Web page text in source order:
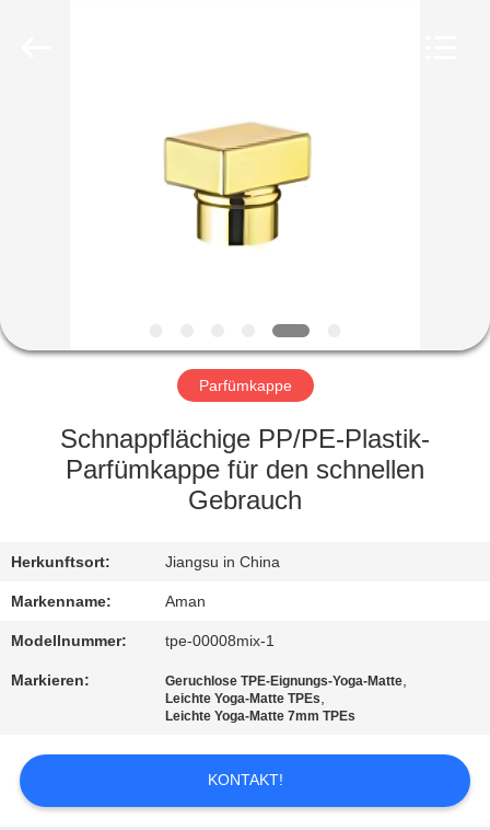
PRODUKTE
VR-
SHOW
ÜBER
QUALITÄTSKONTROLLE
KONTAKT
NACHRICHT
Parfümkappe
Schnappflächige PP/PE-Plastik-
Parfümkappe für den schnellen
Gebrauch
Herkunftsort: Jiangsu in China
Markenname: Aman
Modellnummer: tpe-00008mix-1
Markieren: Geruchlose TPE-Eignungs-Yoga-Matte,
Leichte Yoga-Matte TPEs,
Leichte Yoga-Matte 7mm TPEs
KONTAKT!